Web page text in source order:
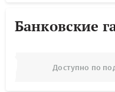
Банковские
Доступно по